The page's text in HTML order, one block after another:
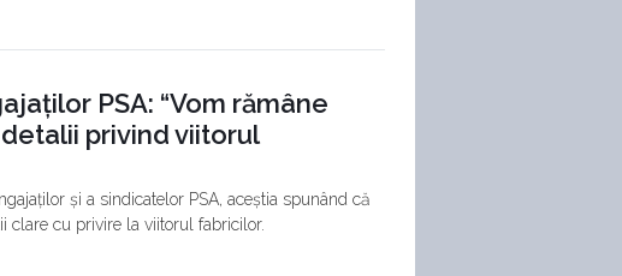
PSA: “Vom rămâne
privind viitorul
și a sindicatelor PSA, aceștia spunând că
clare cu privire la viitorul fabricilor.